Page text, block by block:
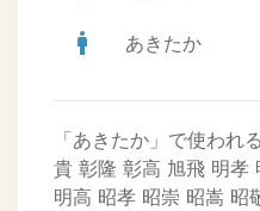
man あきたか
「あきたか」で使われ
貴 彰隆 彰高 旭飛 明孝
明高 昭孝 昭崇 昭嵩 昭